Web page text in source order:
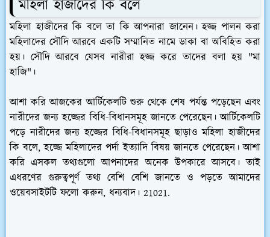
মহিলা হাজীদের কি বলে
মহিলা হাজীদের কি বলে তা কি আপনারা জানেন। হজ্জ পালন করা
মহিলাদের সৌদি আরবে একটি সম্মানিত নামে ডাকা বা অবিহিত করা
হয়। সৌদি আরবে যেসব নারীরা হজ্জ করে তাদের বলা হয় "মা
হাজি"।
আশা করি আজকের আর্টিকেলটি শুরু থেকে শেষ পর্যন্ত পড়েছেন এবং
নারীদের জন্য হজ্জের বিধি-বিধানসমূহ জানতে পেরেছেন। আর্টিকেলটি
পড়ে নারীদের জন্য হজ্জের বিধি-বিধানসমূহ ছাড়াও মহিলা হাজীদের
কি বলে, হজ্জে মহিলাদের পর্দা ইত্যাদি বিষয় জানতে পেরেছেন। আশা
করি এসকল তথ্যগুলো আপনাদের অনেক উপকারে আসবে। তাই
এধরণের গুরুত্বপূর্ণ তথ্য বেশি বেশি জানতে ও পড়তে আমাদের
ওয়েবসাইটটি ফলো করুন, ধন্যবাদ। 21021.